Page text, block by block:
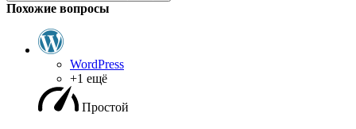
Похожие вопросы
WordPress
+1 ещё
Простой